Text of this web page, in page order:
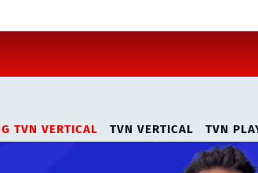
TVN VERTICAL TVN VERTICAL TVN